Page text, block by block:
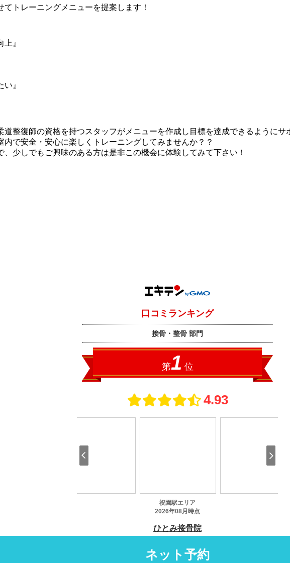
トレーニングメニューを提案します！
』
』
整復師の資格を持つスタッフがメニューを作成し目標を達成できるようにサ
で安全・安心に楽しくトレーニングしてみませんか？？
少しでもご興味のある方は是非この機会に体験してみて下さい！